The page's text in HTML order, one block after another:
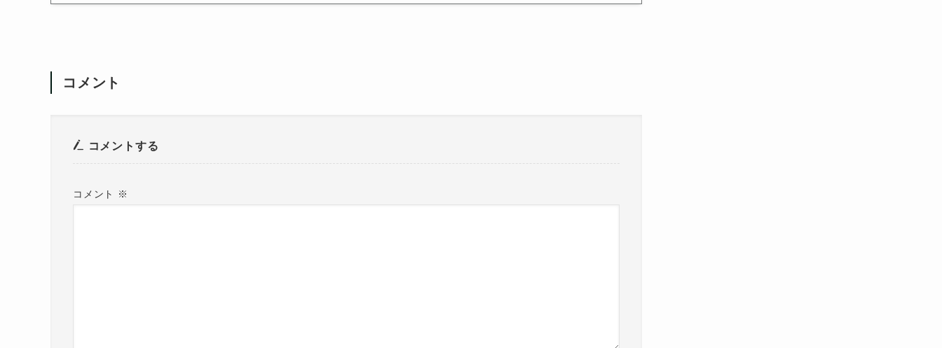
コメント
コメントする
コメント ※